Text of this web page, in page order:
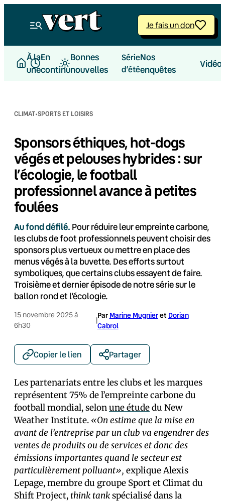
Je fais un don
À la
une
En
continu
Bonnes
nouvelles
Série
d’été
Nos
enquêtes
CLIMAT·SPORTS ET LOISIRS
Sponsors éthiques, hot-dogs
végés et pelouses hybrides : sur
l’écologie, le football
professionnel avance à petites
foulées
Au fond défilé. Pour réduire leur empreinte carbone,
les clubs de foot professionnels peuvent choisir des
sponsors plus vertueux ou mettre en place des
menus végés à la buvette. Des efforts surtout
symboliques, que certains clubs essayent de faire.
Troisième et dernier épisode de notre série sur le
ballon rond et l’écologie.
15 novembre 2025 à
6h30
|
Par Marine Mugnieret Dorian
Cabrol
Copier le lien Partager
Les partenariats entre les clubs et les marques
représentent 75% de l’empreinte carbone du
football mondial, selonune étudedu New
Weather Institute. «On estime que la mise en
avant de l’entreprise par un club va engendrer des
ventes de produits ou de services et donc des
émissions importantes quand le secteur est
particulièrement polluant», explique Alexis
Lepage, membre du groupe Sport et Climat du
Shift Project, think tankspécialisé dans la